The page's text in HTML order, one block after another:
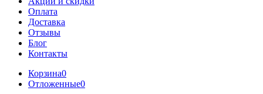
Оплата
Доставка
Отзывы
Блог
Контакты
Корзина0
Отложенные0